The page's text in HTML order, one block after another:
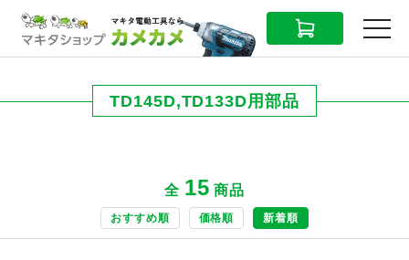
CART MENU
TD145D,TD133D用部品
全 15 商品
おすすめ順 価格順 新着順